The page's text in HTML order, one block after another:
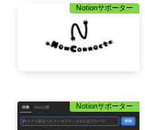
Notionサポーター
Notionサポーター